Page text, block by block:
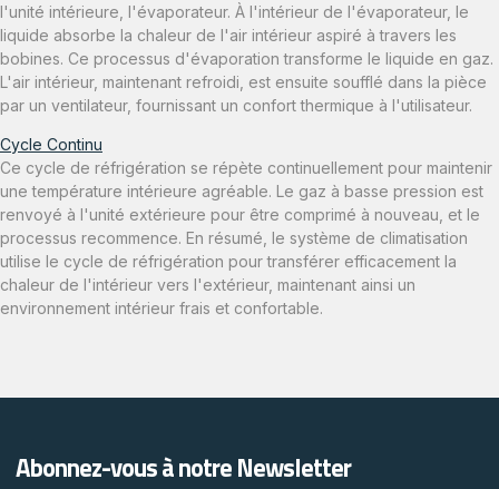
l'unité intérieure, l'évaporateur. À l'intérieur de l'évaporateur, le
liquide absorbe la chaleur de l'air intérieur aspiré à travers les
bobines. Ce processus d'évaporation transforme le liquide en gaz.
L'air intérieur, maintenant refroidi, est ensuite soufflé dans la pièce
par un ventilateur, fournissant un confort thermique à l'utilisateur.
Cycle Continu
Ce cycle de réfrigération se répète continuellement pour maintenir
une température intérieure agréable. Le gaz à basse pression est
renvoyé à l'unité extérieure pour être comprimé à nouveau, et le
processus recommence. En résumé, le système de climatisation
utilise le cycle de réfrigération pour transférer efficacement la
chaleur de l'intérieur vers l'extérieur, maintenant ainsi un
environnement intérieur frais et confortable.
Abonnez-vous à notre Newsletter